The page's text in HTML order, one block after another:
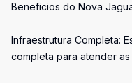
Beneficios do Nova
Infraestrutura Completa:
completa para atender